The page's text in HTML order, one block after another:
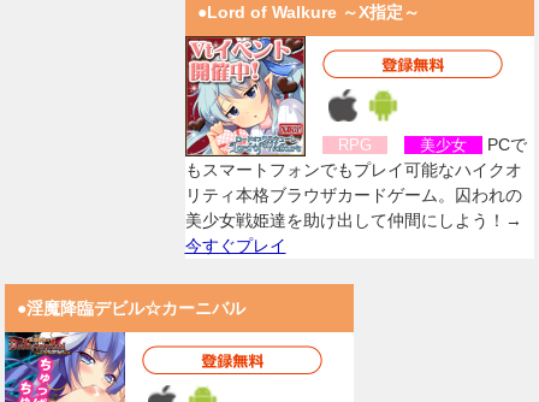
●Lord of Walkure ～X指定～
RPG 美少女
PCで
もスマートフォンでもプレイ可能なハイクオ
リティ本格ブラウザカードゲーム。囚われの
美少女戦姫達を助け出して仲間にしよう！→
今すぐプレイ
●淫魔降臨デビル☆カーニバル